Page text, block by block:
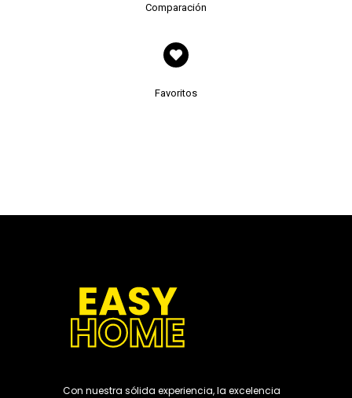
Comparación
Favoritos
Con nuestra sólida experiencia, la excelencia